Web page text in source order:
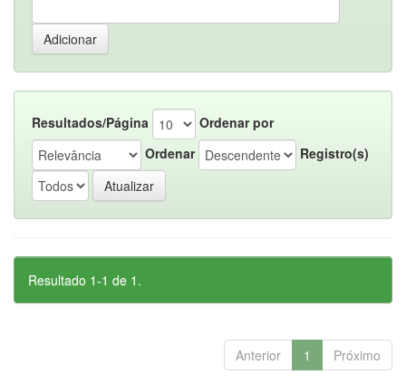
Resultados/Página
Ordenar por
Ordenar
Registro(s)
Resultado 1-1 de 1.
Anterior 1 Próximo